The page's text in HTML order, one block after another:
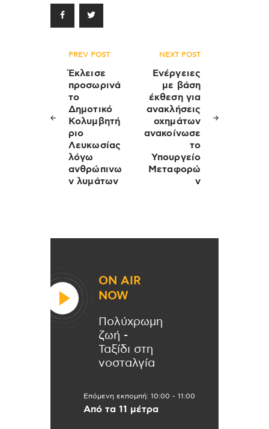
Πλοήγηση
άρθρων
PREV POST
Έκλεισε
προσωρινά
το
Δημοτικό
Κολυμβητή
ριο
Λευκωσίας
λόγω
ανθρώπινω
ν λυμάτων
NEXT POST
Ενέργειες
με βάση
έκθεση για
ανακλήσεις
οχημάτων
ανακοίνωσε
το
Υπουργείο
Μεταφορώ
ν
ON AIR
NOW
Πολύχρωμη
ζωή -
Ταξίδι στη
νοσταλγία
Επόμενη εκπομπή: 10:00 - 11:00
Από τα 11 μέτρα